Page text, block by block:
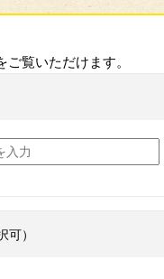
覧いただけます。
可）